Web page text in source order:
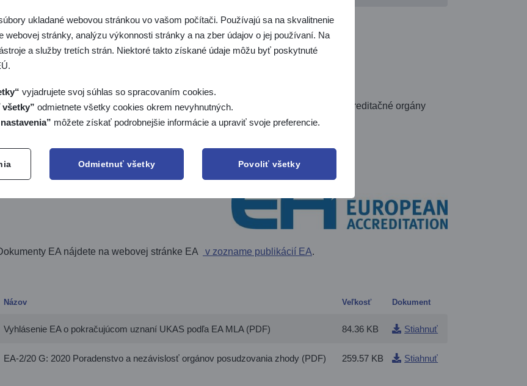
v EA
EA od roku 1998. Táto regionálna organizácia v Európe združuje národné akreditačné orgány
krajín EU, EFTA alebo kandidátskych krajín EU.
EA nájdete na webovej stránke EA v zozname publikácií EA.
Názov Veľkosť Dokument
Vyhlásenie EA o pokračujúcom uznaní UKAS podľa EA MLA (PDF) 84.36 KB Stiahnuť
EA-2/20 G: 2020 Poradenstvo a nezávislosť orgánov posudzovania zhody (PDF) 259.57 KB Stiahnuť
ukladané webovou stránkou vo vašom počítači. Používajú sa na skvalitnenie
webovej stránky, analýzu výkonnosti stránky a na zber údajov o jej používaní. Na
a služby tretích strán. Niektoré takto získané údaje môžu byť poskytnuté
vyjadrujete svoj súhlas so spracovaním cookies.
odmietnete všetky cookies okrem nevyhnutných.
môžete získať podrobnejšie informácie a upraviť svoje preferencie.
Odmietnuť všetky Povoliť všetky